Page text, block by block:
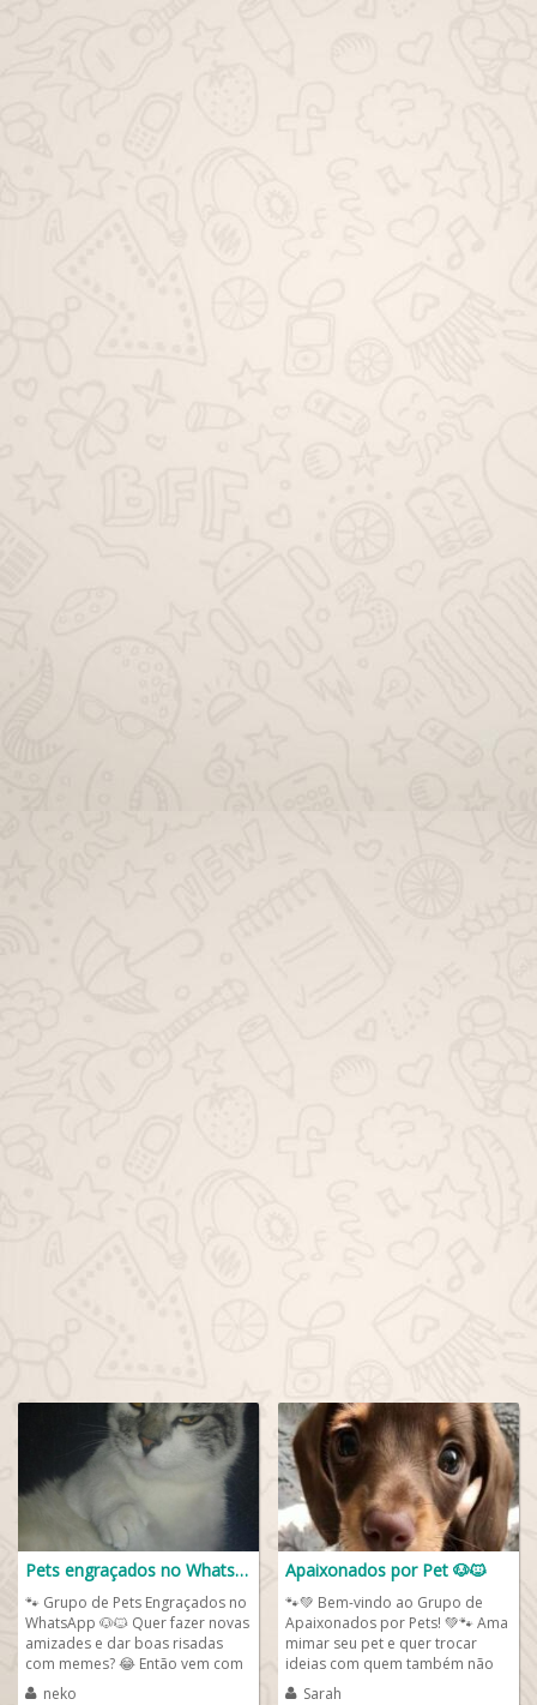
Pets engraçados no WhatsApp
🐾 Grupo de Pets Engraçados no
WhatsApp 🐶🐱 Quer fazer novas
amizades e dar boas risadas
com memes? 😂 Então vem com
a gente! 📌 Leiam as...
neko
Apaixonados por Pet 🐶🐱
🐾💚 Bem-vindo ao Grupo de
Apaixonados por Pets! 💚🐾 Ama
mimar seu pet e quer trocar
ideias com quem também não
vive sem esses companheiros...
Sarah